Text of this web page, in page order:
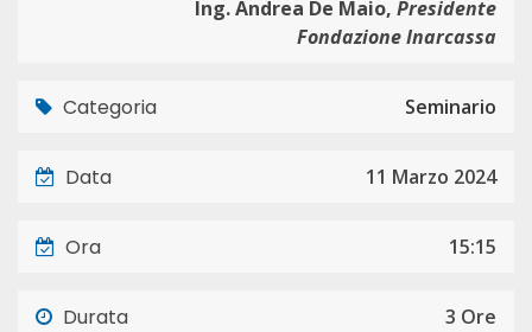
Ing. Andrea De Maio, Presidente
Fondazione Inarcassa
Categoria Seminario
Data 11 Marzo 2024
Ora 15:15
Durata 3 Ore